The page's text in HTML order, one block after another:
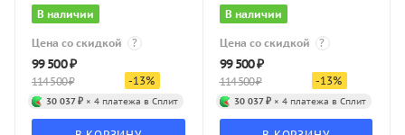
В наличии
Цена со скидкой ?
99 500₽
114 500₽ -13%
30 037 ₽ × 4 платежа в Сплит
В наличии
Цена со скидкой ?
99 500₽
114 500₽ -13%
30 037 ₽× 4 платежа в Сплит